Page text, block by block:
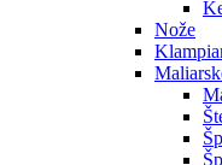
Nože